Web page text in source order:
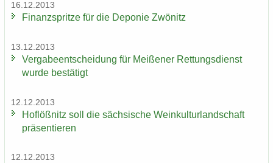
16.12.2013
Fi­nanz­sprit­ze für die De­po­nie Zwö­nitz
13.12.2013
Ver­ga­be­ent­schei­dung für Mei­ße­ner Ret­tungs­dienst
wurde be­stä­tigt
12.12.2013
Hof­löß­nitz soll die säch­si­sche Wein­kul­tur­land­schaft
prä­sen­tie­ren
12.12.2013